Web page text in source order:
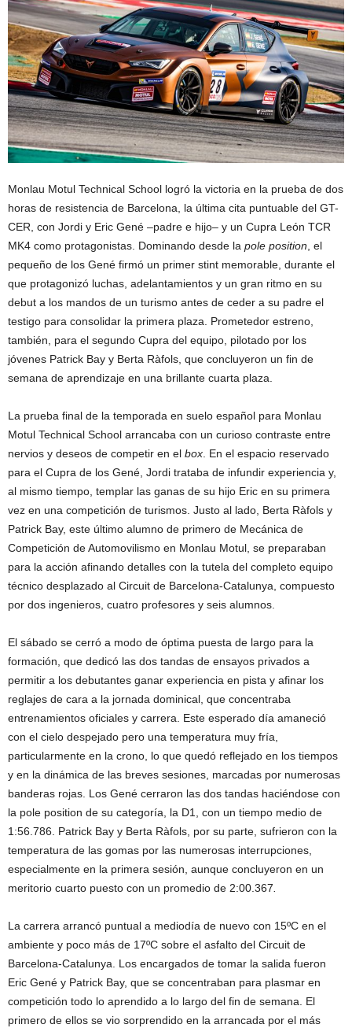
Monlau Motul Technical School logró la victoria en la prueba de dos
horas de resistencia de Barcelona, la última cita puntuable del GT-
CER, con Jordi y Eric Gené –padre e hijo– y un Cupra León TCR
MK4 como protagonistas. Dominando desde la pole position , el
pequeño de los Gené firmó un primer stint memorable, durante el
que protagonizó luchas, adelantamientos y un gran ritmo en su
debut a los mandos de un turismo antes de ceder a su padre el
testigo para consolidar la primera plaza. Prometedor estreno,
también, para el segundo Cupra del equipo, pilotado por los
jóvenes Patrick Bay y Berta Ràfols, que concluyeron un fin de
semana de aprendizaje en una brillante cuarta plaza.
La prueba final de la temporada en suelo español para Monlau
Motul Technical School arrancaba con un curioso contraste entre
nervios y deseos de competir en el box . En el espacio reservado
para el Cupra de los Gené, Jordi trataba de infundir experiencia y,
al mismo tiempo, templar las ganas de su hijo Eric en su primera
vez en una competición de turismos. Justo al lado, Berta Ràfols y
Patrick Bay, este último alumno de primero de Mecánica de
Competición de Automovilismo en Monlau Motul, se preparaban
para la acción afinando detalles con la tutela del completo equipo
técnico desplazado al Circuit de Barcelona-Catalunya, compuesto
por dos ingenieros, cuatro profesores y seis alumnos.
El sábado se cerró a modo de óptima puesta de largo para la
formación, que dedicó las dos tandas de ensayos privados a
permitir a los debutantes ganar experiencia en pista y afinar los
reglajes de cara a la jornada dominical, que concentraba
entrenamientos oficiales y carrera. Este esperado día amaneció
con el cielo despejado pero una temperatura muy fría,
particularmente en la crono, lo que quedó reflejado en los tiempos
y en la dinámica de las breves sesiones, marcadas por numerosas
banderas rojas. Los Gené cerraron las dos tandas haciéndose con
la pole position de su categoría, la D1, con un tiempo medio de
1:56.786. Patrick Bay y Berta Ràfols, por su parte, sufrieron con la
temperatura de las gomas por las numerosas interrupciones,
especialmente en la primera sesión, aunque concluyeron en un
meritorio cuarto puesto con un promedio de 2:00.367
La carrera arrancó puntual a mediodía de nuevo con 15ºC en el
ambiente y poco más de 17ºC sobre el asfalto del Circuit de
Barcelona-Catalunya. Los encargados de tomar la salida fueron
Eric Gené y Patrick Bay, que se concentraban para plasmar en
competición todo lo aprendido a lo largo del fin de semana. El
primero de ellos se vio sorprendido en la arrancada por el más